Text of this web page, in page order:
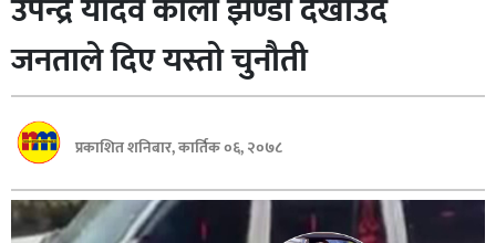
मधेश
प्रदेश
लुम्बिनी
गण्डकी
बागमती
कर्णाली
उपेन्द्र यादव कालो झण्डा देखाउँदै
जनताले दिए यस्तो चुनौती
प्रकाशित शनिबार, कार्तिक ०६, २०७८